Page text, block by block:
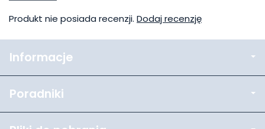
Produkt nie posiada recenzji. Dodaj recenzję
Informacje
Poradniki